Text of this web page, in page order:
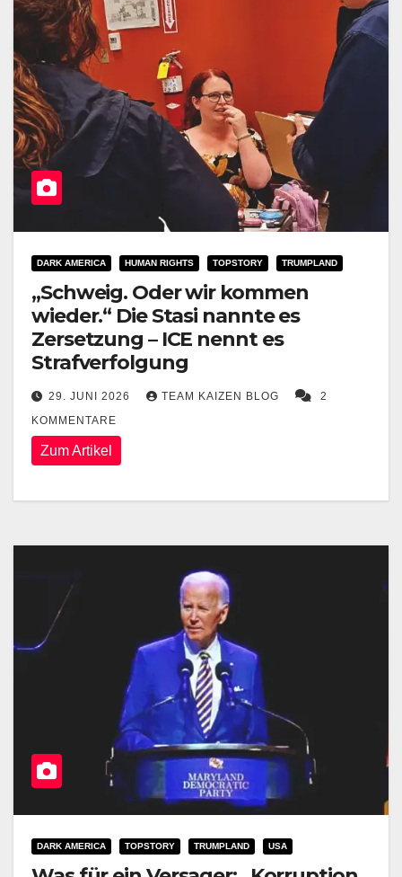
DARK AMERICA HUMAN RIGHTS TOPSTORY TRUMPLAND
„Schweig. Oder wir kommen
wieder.“ Die Stasi nannte es
Zersetzung – ICE nennt es
Strafverfolgung
29. JUNI 2026 TEAM KAIZEN BLOG
2
KOMMENTARE
Zum Artikel
DARK AMERICA TOPSTORY TRUMPLAND USA